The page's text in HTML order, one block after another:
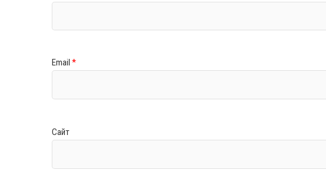
Email *
Сайт